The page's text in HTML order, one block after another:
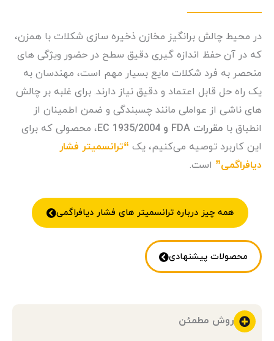
در محیط چالش برانگیز مخازن ذخیره سازی شکلات با همزن،
که در آن حفظ اندازه گیری دقیق سطح در حضور ویژگی های
منحصر به فرد شکلات مایع بسیار مهم است، مهندسان به
یک راه حل قابل اعتماد و دقیق نیاز دارند. برای غلبه بر چالش
های ناشی از عواملی مانند چسبندگی و ضمن اطمینان از
انطباق با مقررات FDA و EC 1935/2004
، محصولی که برای
این کاربرد توصیه می‌کنیم، یک “ترانسمیتر فشار
دیافراگمی” است.
همه چیز درباره ترانسمیتر های فشار دیافراگمی
محصولات پیشنهادی
روش مطمئن